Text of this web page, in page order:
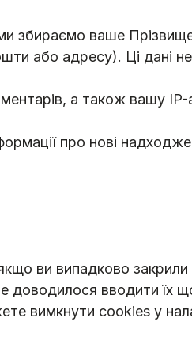
збираємо ваше
або адресу). Ці дані
а також вашу IP-
про нові
ви випадково
доводилося вводити їх
вимкнути cookies у